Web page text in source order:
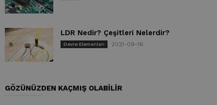
LDR Nedir? Çeşitleri Nelerdir?
Devre Elemanları 2021-09-16
GÖZÜNÜZDEN KAÇMIŞ OLABILIR